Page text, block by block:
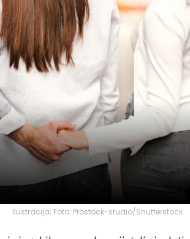
Ilustracija; Foto: Prostock-studio/Shutterstock